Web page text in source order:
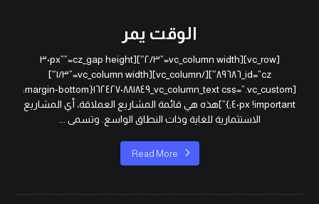
الوقت يمر
[vc_row][vc_column width=”٢/٣″][cz_gap height=”٣٠px”
id=”cz_٨٩٦٨٦″][/vc_column][vc_column width=”١/٣″]
[vc_column_text css=”.vc_custom_١٦٢٤٢٧٠٨٨١٨٤٩{margin-bottom:
٤٠px !important;}”]هذه هي قائمة المشاريع العملاقة، أي المشاريع
الاستثمارية للغاية وذات النطاق الواسع. وتسمى ...
Read More